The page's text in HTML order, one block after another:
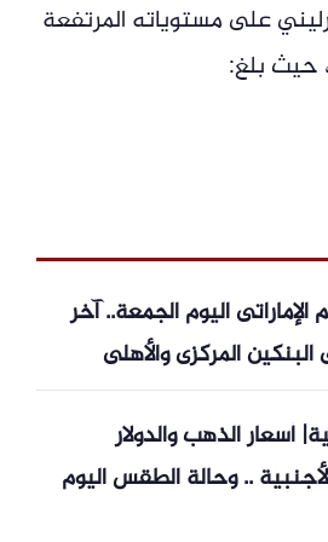
على مستوياته المرتفعة
حيث بلغ:
اليوم الجمعة.. آخر
المركزى والأهلى
أسعار الذهب والدولار
.. وحالة الطقس اليوم